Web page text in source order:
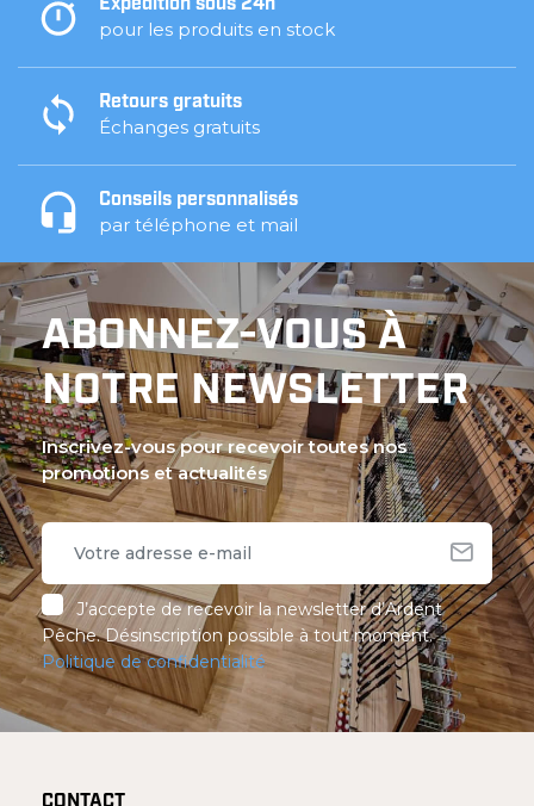
Expédition sous 24h
pour les produits en stock
Retours gratuits
Échanges gratuits
Conseils personnalisés
par téléphone et mail
ABONNEZ-VOUS À
NOTRE NEWSLETTER
Inscrivez-vous pour recevoir toutes nos
promotions et actualités
J’accepte de recevoir la newsletter d’Ardent
Pêche. Désinscription possible à tout moment.
Politique de confidentialité